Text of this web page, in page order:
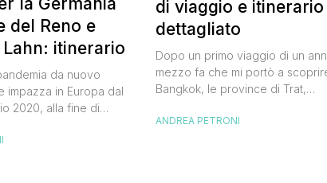
del Reno e
itinerario
da nuovo
impazza in Europa dal
2020, alla fine di
bel viaggio in treno tra la
di viaggio e itinerario
dettagliato
Dopo un primo viaggio di un
mezzo fa che mi portò a
Bangkok, le province di Trat,
Samet, sono tornato nel Paese
ANDREA PETRONI